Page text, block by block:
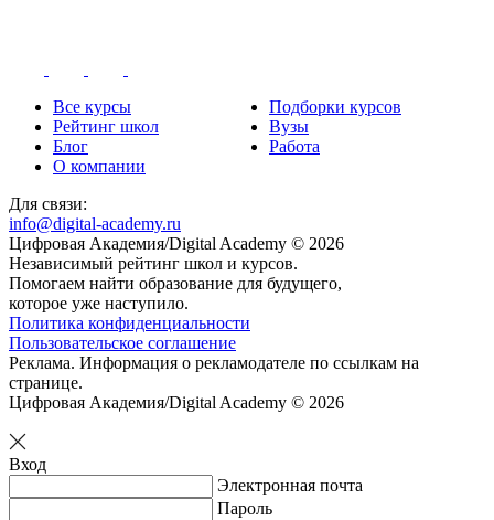
Все курсы
Подборки курсов
Рейтинг школ
Вузы
Блог
Работа
О компании
Для связи:
info@digital-academy.ru
Цифровая Академия/Digital Academy © 2026
Независимый рейтинг школ и курсов.
Помогаем найти образование для будущего,
которое уже наступило.
Политика конфиденциальности
Пользовательское соглашение
Реклама. Информация о рекламодателе по ссылкам на
странице.
Цифровая Академия/Digital Academy © 2026
Вход
Электронная почта
Пароль